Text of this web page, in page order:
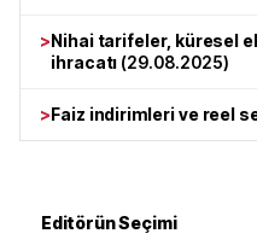
>Nihai tarifeler, küresel
ihracatı (29.08.2025)
>Faiz indirimleri ve reel
Editörün Seçimi